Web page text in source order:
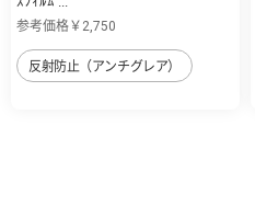
参考価格￥2,750
反射防止（アンチグレア）